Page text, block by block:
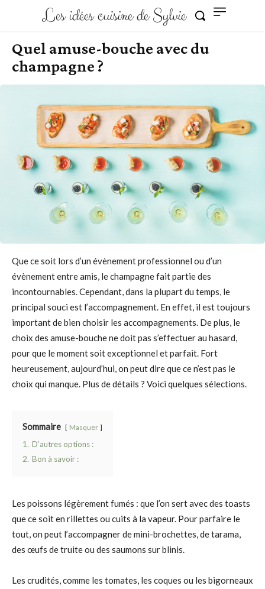
Les idées cuisine de Sylvie
Quel amuse-bouche avec du
champagne ?
Que ce soit lors d’un évènement professionnel ou d’un
évènement entre amis, le champagne fait partie des
incontournables. Cependant, dans la plupart du temps, le
principal souci est l’accompagnement. En effet, il est toujours
important de bien choisir les accompagnements. De plus, le
choix des amuse-bouche ne doit pas s’effectuer au hasard,
pour que le moment soit exceptionnel et parfait. Fort
heureusement, aujourd’hui, on peut dire que ce n’est pas le
choix qui manque. Plus de détails ? Voici quelques sélections.
Sommaire Masquer
1. D’autres options :
2. Bon à savoir :
Les poissons légèrement fumés : que l’on sert avec des toasts
que ce soit en rillettes ou cuits à la vapeur. Pour parfaire le
tout, on peut l’accompagner de mini-brochettes, de tarama,
des œufs de truite ou des saumons sur blinis.
Les crudités, comme les tomates, les coques ou les bigorneaux